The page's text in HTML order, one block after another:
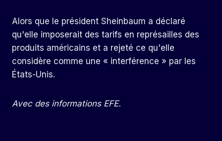
Alors que le président Sheinbaum a déclaré
qu'elle imposerait des tarifs en représailles des
produits américains et a rejeté ce qu'elle
considère comme une « interférence » par les
États-Unis.
Avec des informations EFE.